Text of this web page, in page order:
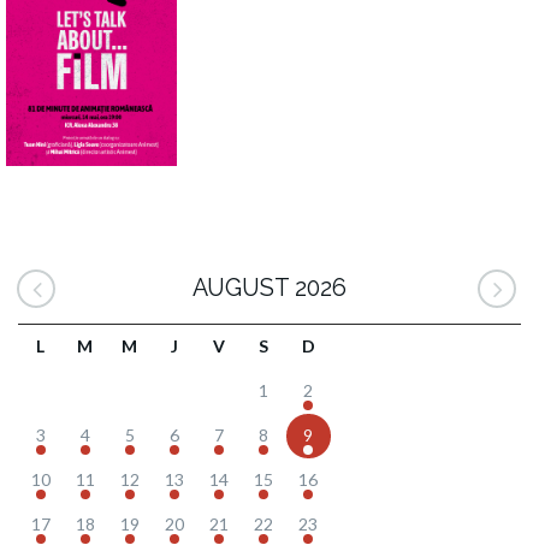
AUGUST 2026
L M M J V S D
1 2
3 4 5 6 7 8 9
10 11 12 13 14 15 16
17 18 19 20 21 22 23